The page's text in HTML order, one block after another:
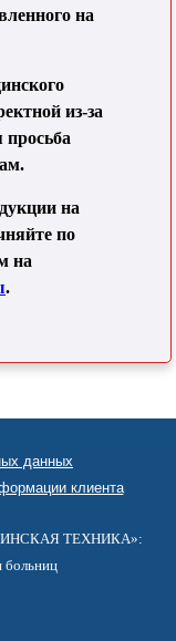
на
из-за
на
по
на
.
данных
клиента
ТЕХНИКА»:
больниц